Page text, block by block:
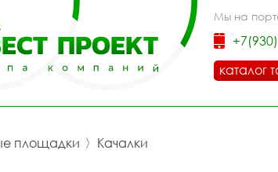
Мы на
каталог
площадки 〉 Качалки